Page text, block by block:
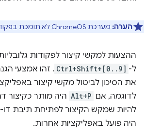
הערה: מערכת ChromeOS לא תומכת בפקודות גלובליות.
ההצעות למקשי קיצור לפקודות
ל- Ctrl+Shift+[0..9] . זהו אמצעי
את הסיכון לביטול מקשי קיצור
לדוגמה, אם Alt+P היה מותר כקיצור
להיות שמקש הקיצור לפתיחת תיבת
היה פועל באפליקציות אחרות.